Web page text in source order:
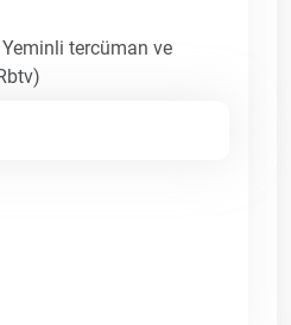
tercüman ve